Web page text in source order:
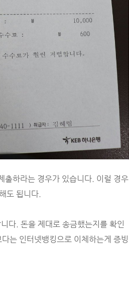
출하라는 경우가 있습니다. 이럴 경우
도 됩니다.
다. 돈을 제대로 송금했는지를 확인
는 인터넷뱅킹으로 이체하는게 증빙